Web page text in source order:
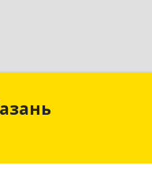
Респ, Казань г,